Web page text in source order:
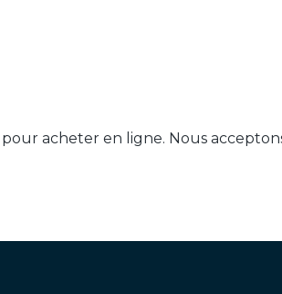
acheter en ligne. Nous